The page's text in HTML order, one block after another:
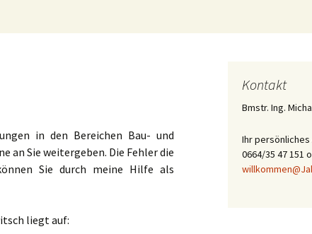
in den Bereichen Bau- und
an Sie weitergeben. Die Fehler die
Sie durch meine Hilfe als
liegt auf:
Kontakt
Bmstr. Ing.
Ihr
0664/35 47 151